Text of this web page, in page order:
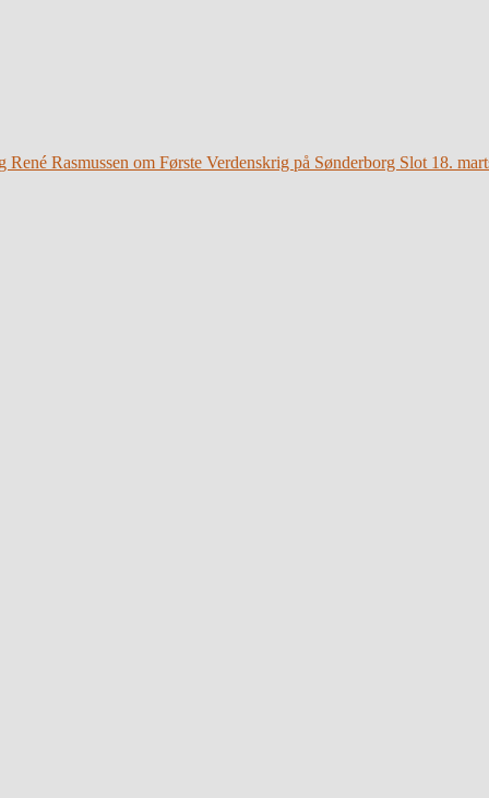
Rasmussen om Første Verdenskrig på Sønderborg Slot 18.